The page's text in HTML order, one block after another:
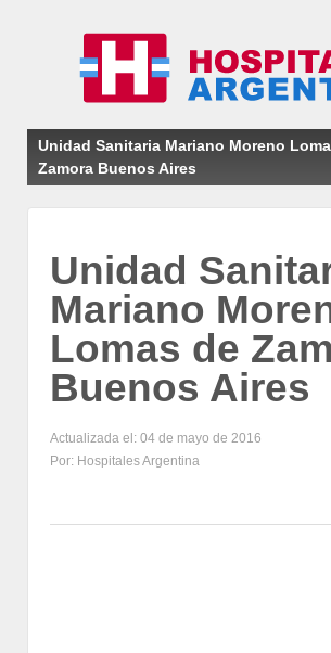
Unidad Sanitaria Mariano Moreno
Zamora Buenos Aires
Unidad
Mariano
Lomas de
Buenos Aires
Actualizada el: 04 de mayo de 2016
Por: Hospitales Argentina